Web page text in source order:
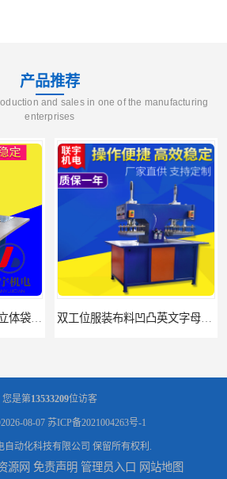
产品推荐
and sales in one of the manufacturing
enterprises
您是第13533209位访客
08-07 苏ICP备2021004263号-1
自动化科技有限公司 保留所有权利.
源网 免责声明 管理员入口 网站地图